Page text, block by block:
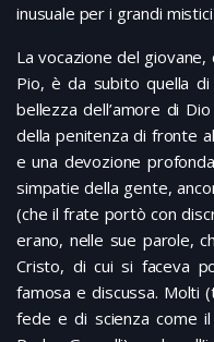
inusuale per i grandi
La vocazione del
Pio, è da subito quella
bellezza dell’amore di
della penitenza di fronte
e una devozione
simpatie della gente,
(che il frate portò con
erano, nelle sue parole,
Cristo, di cui si faceva
famosa e discussa. Molti
fede e di scienza come il